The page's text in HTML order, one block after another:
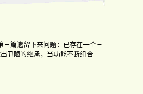
篇遗留下来问题：已存在一个三
丑陋的继承，当功能不断组合